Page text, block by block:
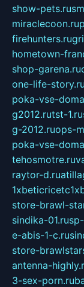
show-pets.ru
miraclecoon.ru
firehunters.ru
hometown-
shop-garena.ru
one-life-story.ru
poka-vse-
g2012.rutst-1.ru
g-2012.ruops-
poka-vse-
tehosmotre.ru
raytor-d.ru
store-brawl-
sindika-01.ru
e-abis-1-c.ru
store-
antenna-
3-sex-porn.ru